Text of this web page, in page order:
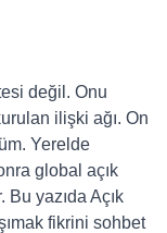
değil. Onu
ilişki ağı. On
Yerelde
global açık
yazıda Açık
fikrini sohbet